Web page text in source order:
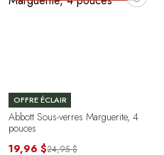
OFFRE ÉCLAIR
Abbott Sous-verres Marguerite, 4
pouces
19,96 $24,95 $